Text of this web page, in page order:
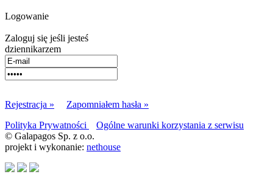
Logowanie
Zaloguj się jeśli jesteś
dziennikarzem
Rejestracja »
Zapomniałem hasła »
Polityka Prywatności
Ogólne warunki korzystania z serwisu
© Galapagos Sp. z o.o.
projekt i wykonanie: nethouse